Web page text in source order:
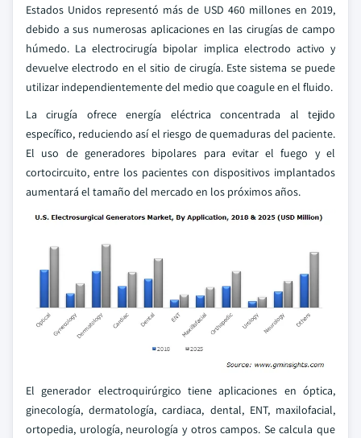
Estados Unidos representó más de USD 460 millones en 2019,
debido a sus numerosas aplicaciones en las cirugías de campo
húmedo. La electrocirugía bipolar implica electrodo activo y
devuelve electrodo en el sitio de cirugía. Este sistema se puede
utilizar independientemente del medio que coagule en el fluido.
La cirugía ofrece energía eléctrica concentrada al tejido
específico, reduciendo así el riesgo de quemaduras del paciente.
El uso de generadores bipolares para evitar el fuego y el
cortocircuito, entre los pacientes con dispositivos implantados
aumentará el tamaño del mercado en los próximos años.
El generador electroquirúrgico tiene aplicaciones en óptica,
ginecología, dermatología, cardiaca, dental, ENT, maxilofacial,
ortopedia, urología, neurología y otros campos. Se calcula que